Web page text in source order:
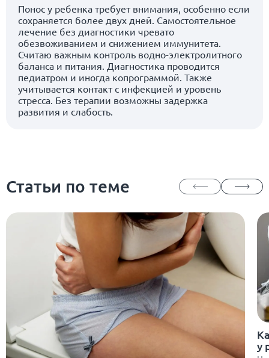
Понос у ребенка требует внимания, особенно если
сохраняется более двух дней. Самостоятельное
лечение без диагностики чревато
обезвоживанием и снижением иммунитета.
Считаю важным контроль водно-электролитного
баланса и питания. Диагностика проводится
педиатром и иногда копрограммой. Также
учитывается контакт с инфекцией и уровень
стресса. Без терапии возможны задержка
развития и слабость.
Статьи по теме
у